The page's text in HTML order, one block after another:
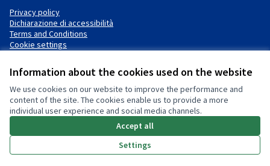
Information about the cookies used on the website
We use cookies on our website to improve the performance and
content of the site. The cookies enable us to provide a more
individual user experience and social media channels.
Accept all
Settings
Privacy policy
Dichiarazione di accessibilità
Terms and Conditions
Cookie settings
Creative Commons License
(External link)Website made withfree software
(External link)
.